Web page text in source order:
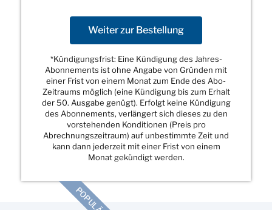
Weiter zur Bestellung
*Kündigungsfrist: Eine Kündigung des Jahres-
Abonnements ist ohne Angabe von Gründen mit
einer Frist von einem Monat zum Ende des Abo-
Zeitraums möglich (eine Kündigung bis zum Erhalt
der 50. Ausgabe genügt). Erfolgt keine Kündigung
des Abonnements, verlängert sich dieses zu den
vorstehenden Konditionen (Preis pro
Abrechnungszeitraum) auf unbestimmte Zeit und
kann dann jederzeit mit einer Frist von einem
Monat gekündigt werden.
POPULÄR